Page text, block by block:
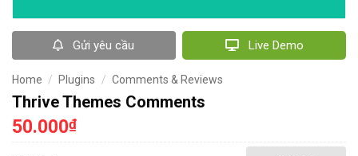
Gửi yêu cầu Live Demo
Home / Plugins / Comments & Reviews
Thrive Themes Comments
50.000₫